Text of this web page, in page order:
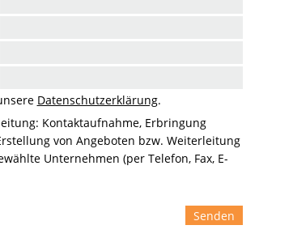
Datenschutzerklärung.
Kontaktaufnahme, Erbringung
von Angeboten bzw. Weiterleitung
Unternehmen (per Telefon, Fax, E-
Senden